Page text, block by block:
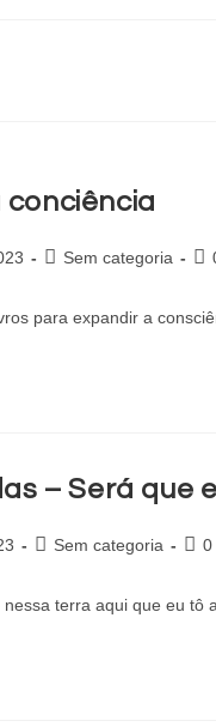
conciência
Sem categoria
para expandir a
– Será que
Sem categoria 0
terra aqui que eu